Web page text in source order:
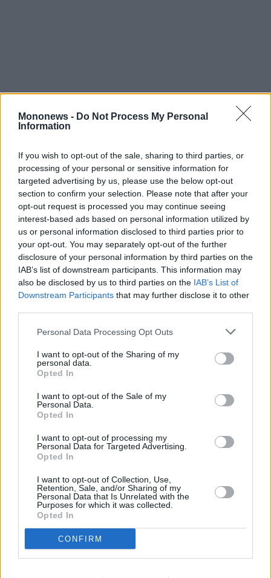
Mononews - Do Not Process My Personal
Information
If you wish to opt-out of the sale, sharing to third parties, or
processing of your personal or sensitive information for
targeted advertising by us, please use the below opt-out
section to confirm your selection. Please note that after your
opt-out request is processed you may continue seeing
interest-based ads based on personal information utilized by
us or personal information disclosed to third parties prior to
your opt-out. You may separately opt-out of the further
disclosure of your personal information by third parties on the
IAB’s list of downstream participants. This information may
also be disclosed by us to third parties on the IAB’s List of
Downstream Participants that may further disclose it to other
Personal Data Processing Opt Outs
I want to opt-out of the Sharing of my
personal data.
Opted In
I want to opt-out of the Sale of my
Personal Data.
Opted In
I want to opt-out of processing my
Personal Data for Targeted Advertising.
Opted In
I want to opt-out of Collection, Use,
Retention, Sale, and/or Sharing of my
Personal Data that Is Unrelated with the
Purposes for which it was collected.
Opted In
CONFIRM
Η κα. Marciniak λαμβάνοντας υπόψη της την
κοινωνικοπολιτική και τη γεωπολιτική
κατάσταση, όπως και τα μακροοικονομικά
δεδομένα, τόνισε ότι παρά τις διεθνείς
ταραχές και τους δασμούς, η παγκόσμια
οικονομία έχει αποδειχθεί πιο ανθεκτική το
2025, μετην Ελλάδα να υπερβαίνει τον ρυθμό
ανάπτυξης της Ευρωζώνης (2,1% έναντι 1,4%)
Ανάπτυξη εν καιρώ πολέμου σε
διεθνές επίπεδο
Παράλληλα, ο κλάδος των αερομεταφορών
σε διεθνές επίπεδο αναπτύσσεται σταδιακά
παρά το γεγονός των σοβαρών προκλήσεων
που καλείται να αντιμετωπίσει κυρίως λόγω
στην Ουκρανία. Όπως επεσήμανε η
εκπρόσωπος της ΙΑΤΑ,
σχεδόν διπλασιάστηκε, αγγίζοντας τα 176
δολάρια το βαρέλι, κάτι που αναγκάζει τις
εταιρείες σε αναπροσαρμογές δικτύων, ενώ η
γεωπολιτική κρίση στη Μέση Ανατολή
επηρέασε σημαντικά την κίνηση στην περιοχή.